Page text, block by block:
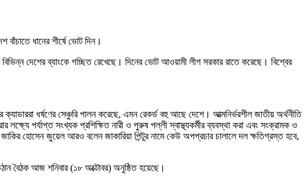
ধানের শীর্ষে ভোট দিন।
বিভিন্ন দেশের ব্যাংকে গচ্ছিত রেখেছে। দিনের ভোট আওয়ামী লীগ সরকার রাতে করেছে। বিশ্বের
ধর্ষণের সেঞ্চুরি পালন করেছে, এমন রেকর্ড বহু আছে দেশে। আত্মনির্ভরশীল জাতীয় অর্থনীতি
লক্ষ্যে পর্যাপ্ত সংখ্যক প্রশিক্ষিত নারী ও পুরুষ পল্লী স্বাস্থ্যকর্মীর ব্যবস্থা করা এবং সংক্রামক ও
হোসেন জুয়েল আরও বলেন জাকারিয়া পিন্টুর নামে কেউ অপপ্রচার চালালে দল ক্ষতিগ্রস্ত হবে,
বৈঠক আজ শনিবার (১৮ অক্টোবর) অনুষ্ঠিত হয়েছে।